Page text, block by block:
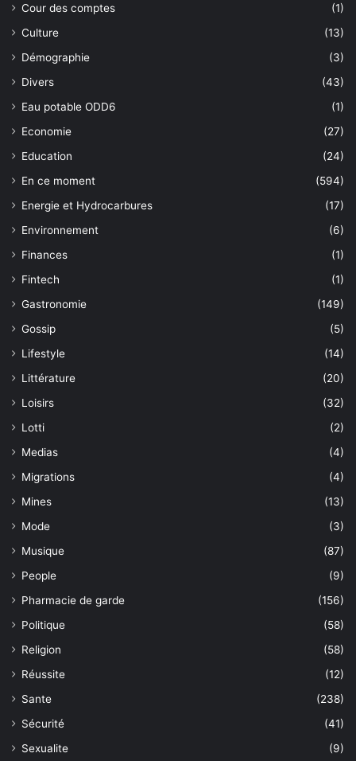
Cour des comptes
(1)
Culture
(13)
Démographie
(3)
Divers
(43)
Eau potable ODD6
(1)
Economie
(27)
Education
(24)
En ce moment
(594)
Energie et Hydrocarbures
(17)
Environnement
(6)
Finances
(1)
Fintech
(1)
Gastronomie
(149)
Gossip
(5)
Lifestyle
(14)
Littérature
(20)
Loisirs
(32)
Lotti
(2)
Medias
(4)
Migrations
(4)
Mines
(13)
Mode
(3)
Musique
(87)
People
(9)
Pharmacie de garde
(156)
Politique
(58)
Religion
(58)
Réussite
(12)
Sante
(238)
Sécurité
(41)
Sexualite
(9)